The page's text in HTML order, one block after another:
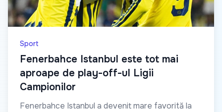
Sport
Fenerbahce Istanbul este tot mai
aproape de play-off-ul Ligii
Campionilor
Fenerbahce Istanbul a devenit mare favorită la